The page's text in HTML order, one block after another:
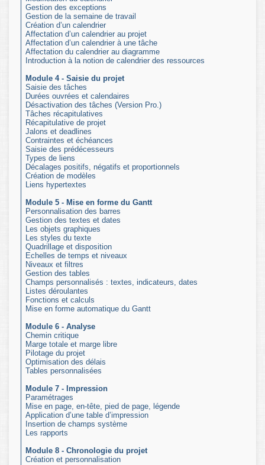
Gestion des exceptions
Gestion de la semaine de travail
Création d’un calendrier
Affectation d’un calendrier au projet
Affectation d’un calendrier à une tâche
Affectation du calendrier au diagramme
Introduction à la notion de calendrier des ressources
Module 4 - Saisie du projet
Saisie des tâches
Durées ouvrées et calendaires
Désactivation des tâches (Version Pro.)
Tâches récapitulatives
Récapitulative de projet
Jalons et deadlines
Contraintes et échéances
Saisie des prédécesseurs
Types de liens
Décalages positifs, négatifs et proportionnels
Création de modèles
Liens hypertextes
Module 5 - Mise en forme du Gantt
Personnalisation des barres
Gestion des textes et dates
Les objets graphiques
Les styles du texte
Quadrillage et disposition
Echelles de temps et niveaux
Niveaux et filtres
Gestion des tables
Champs personnalisés : textes, indicateurs, dates
Listes déroulantes
Fonctions et calculs
Mise en forme automatique du Gantt
Module 6 - Analyse
Chemin critique
Marge totale et marge libre
Pilotage du projet
Optimisation des délais
Tables personnalisées
Module 7 - Impression
Paramétrages
Mise en page, en-tête, pied de page, légende
Application d’une table d’impression
Insertion de champs système
Les rapports
Module 8 - Chronologie du projet
Création et personnalisation